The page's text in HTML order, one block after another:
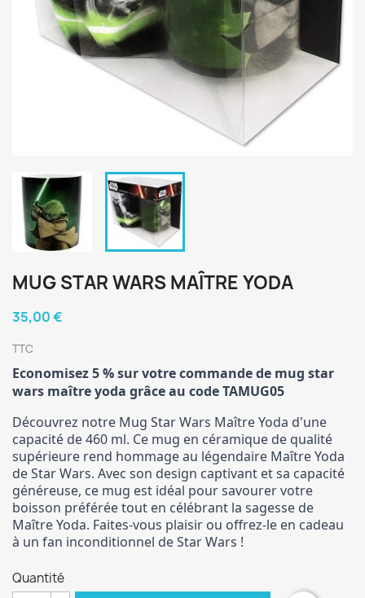
MUG STAR WARS MAÎTRE YODA
35,00 €
TTC
Economisez 5 % sur votre commande de mug star
wars maître yoda grâce au code TAMUG05
Découvrez notre Mug Star Wars Maître Yoda d'une
capacité de 460 ml. Ce mug en céramique de qualité
supérieure rend hommage au légendaire Maître Yoda
de Star Wars. Avec son design captivant et sa capacité
généreuse, ce mug est idéal pour savourer votre
boisson préférée tout en célébrant la sagesse de
Maître Yoda. Faites-vous plaisir ou offrez-le en cadeau
à un fan inconditionnel de Star Wars !
Quantité